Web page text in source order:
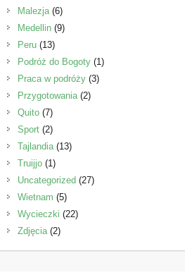
Malezja(6)
Medellin(9)
Peru(13)
Podróż do Bogoty(1)
Praca w podróży(3)
Przygotowania(2)
Quito(7)
Sport(2)
Tajlandia(13)
Truijjo(1)
Uncategorized (27)
Wietnam (5)
Wycieczki (22)
Zdjęcia(2)